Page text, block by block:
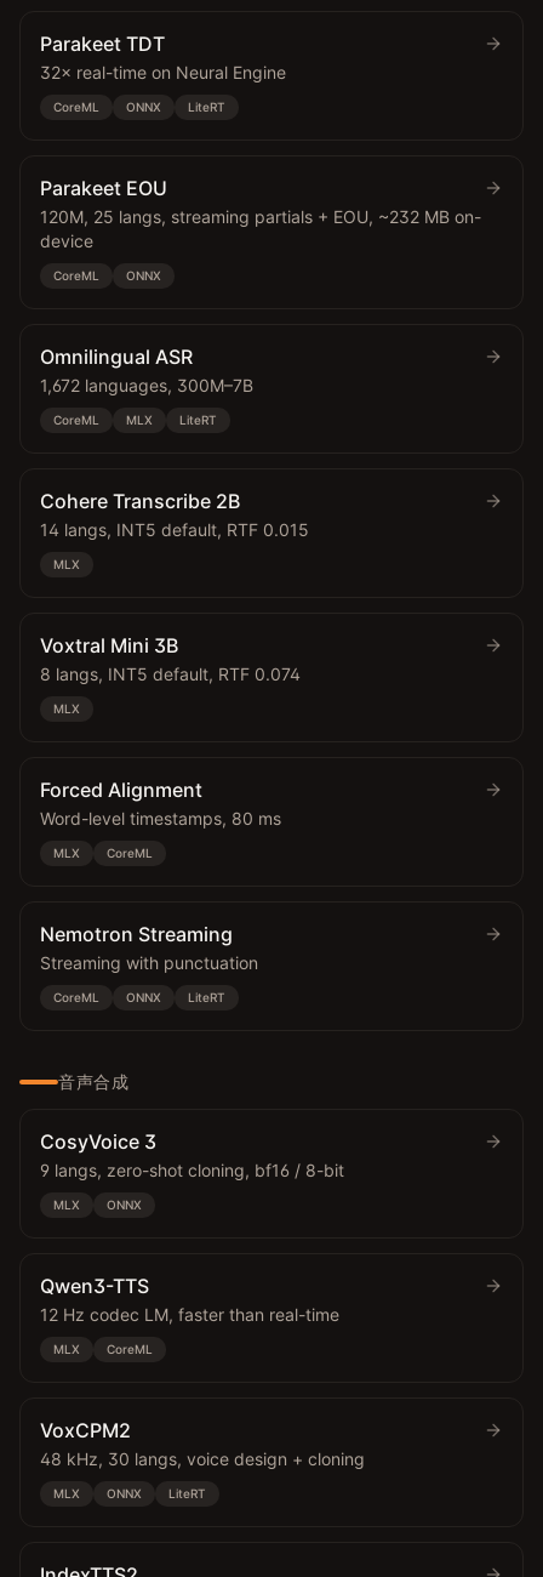
Parakeet TDT
32× real-time on Neural Engine
CoreML ONNX LiteRT
Parakeet EOU
120M, 25 langs, streaming partials + EOU, ~232 MB on-
device
CoreML ONNX
Omnilingual ASR
1,672 languages, 300M–7B
CoreML MLX LiteRT
Cohere Transcribe 2B
14 langs, INT5 default, RTF 0.015
MLX
Voxtral Mini 3B
8 langs, INT5 default, RTF 0.074
MLX
Forced Alignment
Word-level timestamps, 80 ms
MLX CoreML
Nemotron Streaming
Streaming with punctuation
CoreML ONNX LiteRT
音声合成
CosyVoice 3
9 langs, zero-shot cloning, bf16 / 8-bit
MLX ONNX
Qwen3-TTS
12 Hz codec LM, faster than real-time
MLX CoreML
VoxCPM2
48 kHz, 30 langs, voice design + cloning
MLX ONNX LiteRT